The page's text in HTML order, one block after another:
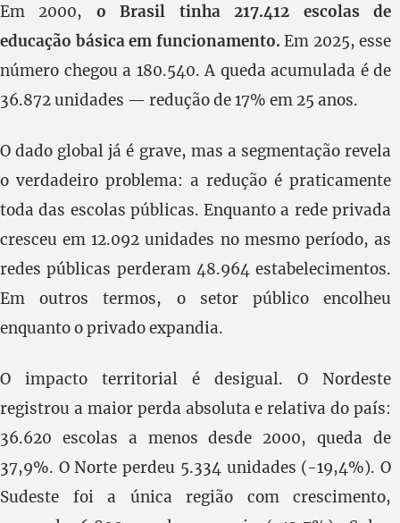
Em 2000, o Brasil tinha 217.412 escolas de
educação básica em funcionamento. Em 2025, esse
número chegou a 180.540. A queda acumulada é de
36.872 unidades — redução de 17% em 25 anos.
O dado global já é grave, mas a segmentação revela
o verdadeiro problema: a redução é praticamente
toda das escolas públicas. Enquanto a rede privada
cresceu em 12.092 unidades no mesmo período, as
redes públicas perderam 48.964 estabelecimentos.
Em outros termos, o setor público encolheu
enquanto o privado expandia.
O impacto territorial é desigual. O Nordeste
registrou a maior perda absoluta e relativa do país:
36.620 escolas a menos desde 2000, queda de
37,9%. O Norte perdeu 5.334 unidades (-19,4%). O
Sudeste foi a única região com crescimento,